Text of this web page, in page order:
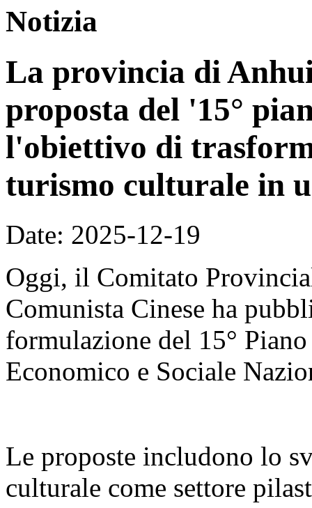
Notizia
La provincia di
proposta del '15°
l'obiettivo di
turismo culturale in
Date: 2025-12-19
Oggi, il Comitato
Comunista Cinese ha
formulazione del 15°
Economico e Sociale
Le proposte includono lo
culturale come settore